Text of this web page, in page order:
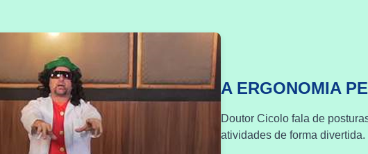
A ERGONOMIA
Doutor Cicolo fala de
atividades de forma divertida.